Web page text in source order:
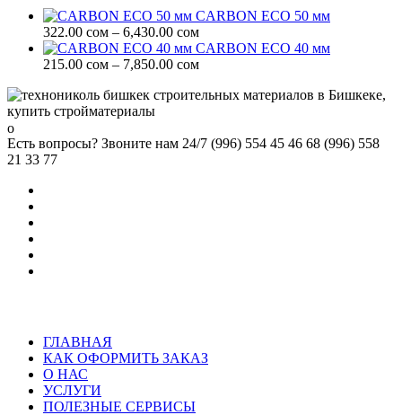
6,430.00 сом
CARBON ECO 50 мм
322.00 сом – 6,430.00 сомДиапазон
цен:
322.00 сом
6,430.00 сом
CARBON ECO 40 мм
215.00 сом – 7,850.00 сомДиапазон
215.00 сом
Есть вопросы? Звоните нам 24/7 (996) 554 45 46 68 (996) 558
21 33 77
ГЛАВНАЯ
КАК ОФОРМИТЬ ЗАКАЗ
О НАС
УСЛУГИ
ПОЛЕЗНЫЕ СЕРВИСЫ